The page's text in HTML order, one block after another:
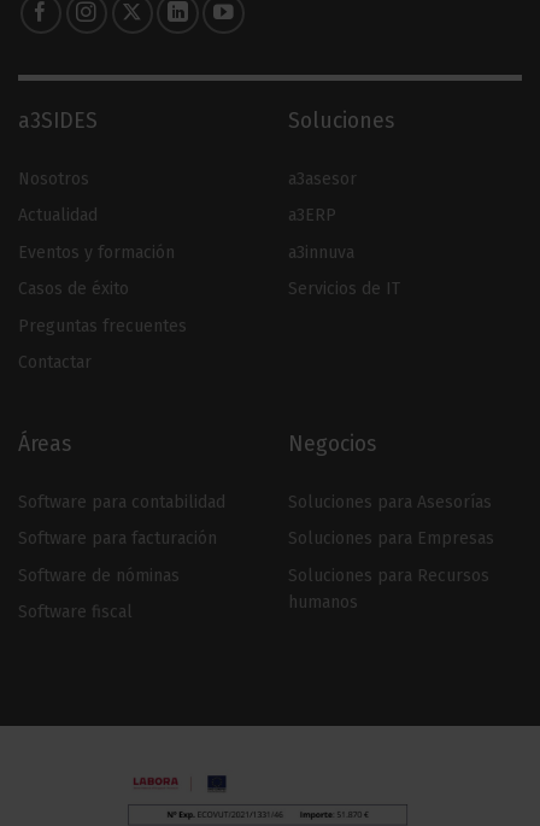
a3SIDES
Nosotros
Actualidad
Eventos y formación
Casos de éxito
Preguntas frecuentes
Contactar
Soluciones
a3asesor
a3ERP
a3innuva
Servicios de IT
Áreas
Software para contabilidad
Software para facturación
Software de nóminas
Software fiscal
Negocios
Soluciones para Asesorías
Soluciones para Empresas
Soluciones para Recursos
humanos